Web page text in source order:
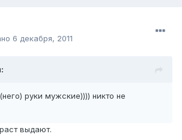
6 декабря, 2011
руки мужские)))) никто не
выдают.